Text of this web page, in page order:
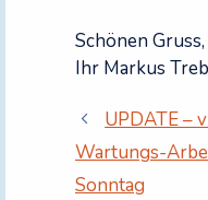
Schönen Gruss,
Ihr Markus
UPDATE –
Wartungs-
Sonntag